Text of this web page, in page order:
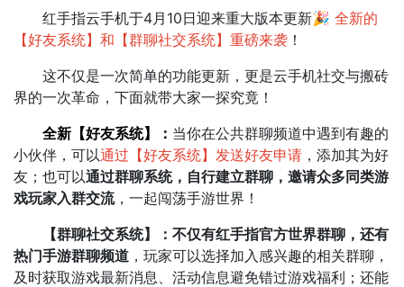
红手指云手机于4月10日迎来重大版本更新🎉 全新的
【好友系统】和【群聊社交系统】重磅来袭 ！
这不仅是一次简单的功能更新，更是云手机社交与搬砖
界的一次革命，下面就带大家一探究竟！
全新【好友系统】： 当你在公共群聊频道中遇到有趣的
小伙伴，可以通过【好友系统】发送好友申请 ，添加其为好
友；也可以通过群聊系统，自行建立群聊，邀请众多同类游
戏玩家入群交流，一起闯荡手游世界！
【群聊社交系统】：不仅有红手指官方世界群聊，还有
热门手游群聊频道 ，玩家可以选择加入感兴趣的相关群聊，
及时获取游戏最新消息、活动信息避免错过游戏福利；还能